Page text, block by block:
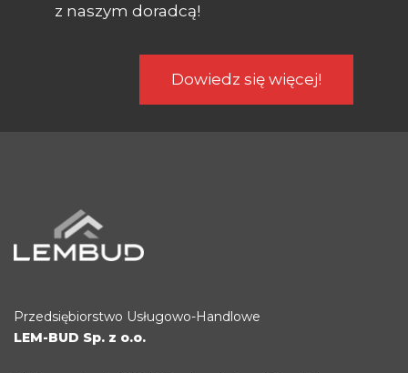
z naszym doradcą!
Dowiedz się więcej!
Przedsiębiorstwo Usługowo-Handlowe
LEM-BUD Sp. z o.o.